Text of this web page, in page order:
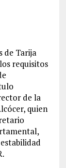
de Tarija
requisitos
de la
quien